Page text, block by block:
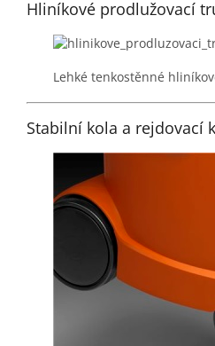
Hliníkové prodlužovací
Lehké tenkostěnné
Stabilní kola a rejdovací